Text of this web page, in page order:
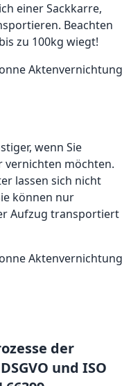
einer Sackkarre,
Beachten
zu 100kg wiegt!
wenn Sie
vernichten möchten.
lassen sich nicht
können nur
Aufzug transportiert
der
und ISO